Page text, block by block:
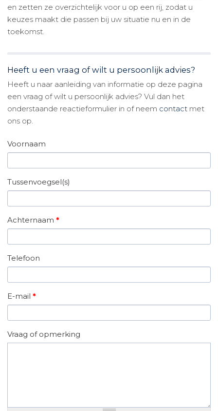
en zetten ze overzichtelijk voor u op een rij, zodat u
keuzes maakt die passen bij uw situatie nu en in de
toekomst.
Heeft u een vraag of wilt u persoonlijk advies?
Heeft u naar aanleiding van informatie op deze pagina
een vraag of wilt u persoonlijk advies? Vul dan het
onderstaande reactieformulier in of neem contact met
ons op.
Voornaam
Tussenvoegsel(s)
Achternaam *
Telefoon
E-mail *
Vraag of opmerking